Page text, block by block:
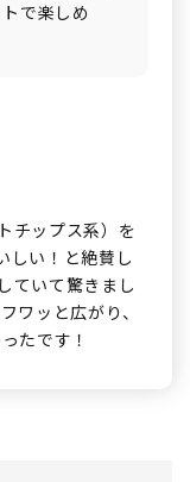
で楽しめ
チップス系）を
しい！と絶賛し
ていて驚きまし
ワッと広がり、
たです！